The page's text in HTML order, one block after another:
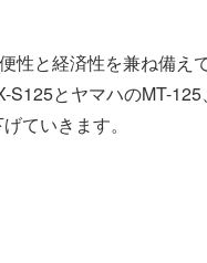
性と経済性を兼ね備
S125とヤマハのMT-
ていきます。